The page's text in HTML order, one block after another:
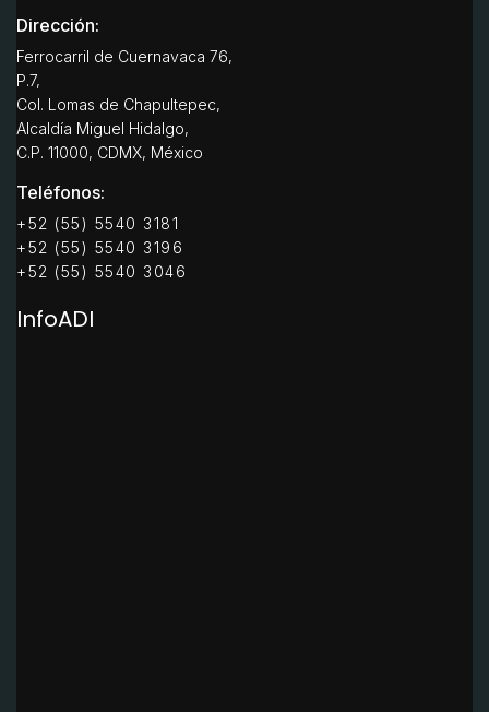
Dirección:
Ferrocarril de Cuernavaca 76,
P.7,
Col. Lomas de Chapultepec,
Alcaldía Miguel Hidalgo,
C.P. 11000, CDMX, México
Teléfonos:
+52 (55) 5540 3181
+52 (55) 5540 3196
+52 (55) 5540 3046
InfoADI